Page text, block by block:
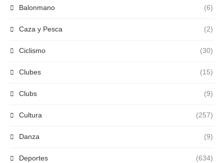
Balonmano (6)
Caza y Pesca (2)
Ciclismo (30)
Clubes (15)
Clubs (9)
Cultura (257)
Danza (9)
Deportes (634)